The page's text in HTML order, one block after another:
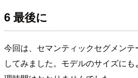
6 最後に
今回は、セマンティックセグメン
してみました。モデルのサイズに